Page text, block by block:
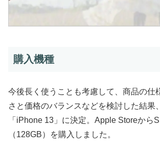
購入機種
今後長く使うことも考慮して、商品の仕
さと価格のバランスなどを検討した結果
「iPhone 13」に決定。Apple Storeから
（128GB）を購入しました。